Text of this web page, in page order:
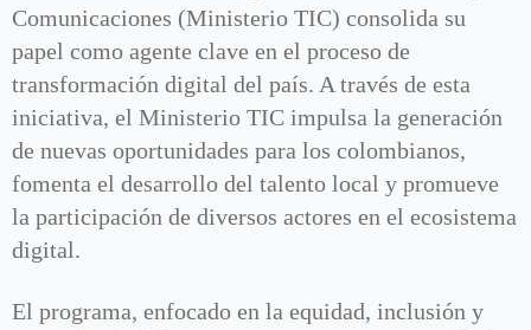
Comunicaciones (Ministerio TIC) consolida su
papel como agente clave en el proceso de
transformación digital del país. A través de esta
iniciativa, el Ministerio TIC impulsa la generación
de nuevas oportunidades para los colombianos,
fomenta el desarrollo del talento local y promueve
la participación de diversos actores en el ecosistema
digital.
El programa, enfocado en la equidad, inclusión y